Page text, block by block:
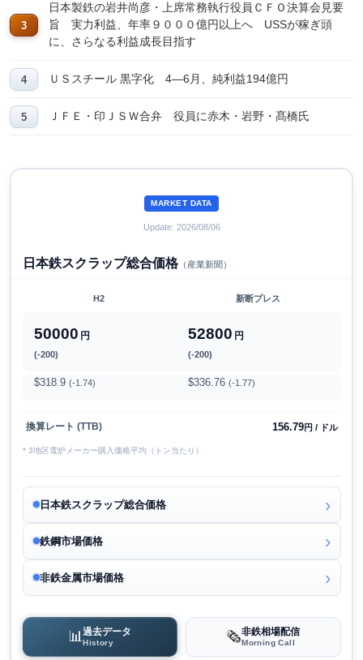
日本製鉄の岩井尚彦・上席常務執行役員ＣＦＯ決算会見要
旨 実力利益、年率９０００億円以上へ USSが稼ぎ頭
に、さらなる利益成長目指す
ＵＳスチール 黒字化 4―6月、純利益194億円
ＪＦＥ・印ＪＳＷ合弁 役員に赤木・岩野・髙橋氏
MARKET DATA
Update: 2026/08/06
日本鉄スクラップ総合価格（産業新聞）
H2 新断プレス
50000 円
(-200)
52800 円
(-200)
$318.9 (-1.74) $336.76 (-1.77)
換算レート (TTB) 156.79円 / ドル
* 3地区電炉メーカー購入価格平均（トン当たり）
日本鉄スクラップ総合価格
鉄鋼市場価格
非鉄金属市場価格
📊過去データ
History 🗞️非鉄相場配信
Morning Call